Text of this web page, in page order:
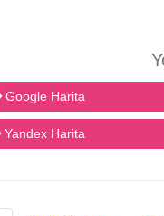
Google Harita
Yandex Harita